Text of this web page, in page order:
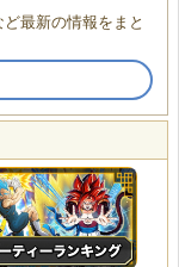
最新の情報をまと